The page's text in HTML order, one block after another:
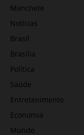
Manchete
Notícias
Brasil
Brasília
Política
Saúde
Entretenimento
Economia
Mundo